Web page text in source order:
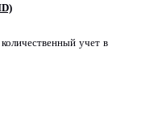
учет в